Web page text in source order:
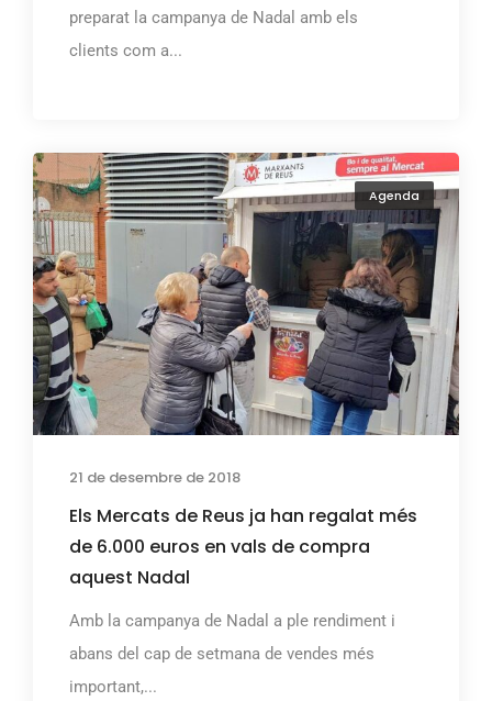
preparat la campanya de Nadal amb els
clients com a...
Agenda
21 de desembre de 2018
Els Mercats de Reus ja han regalat més
de 6.000 euros en vals de compra
aquest Nadal
Amb la campanya de Nadal a ple rendiment i
abans del cap de setmana de vendes més
important,...